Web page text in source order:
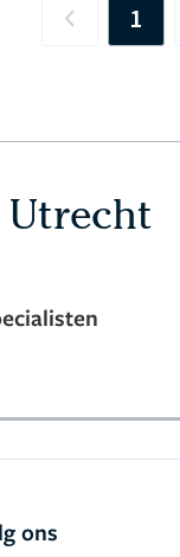
Previous
1
Utrecht
ons